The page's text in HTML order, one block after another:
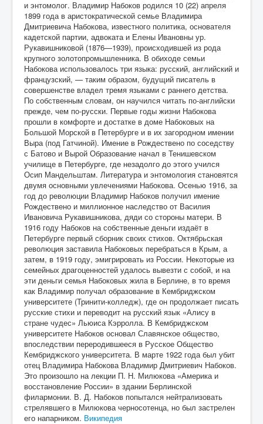
и энтомолог. Владимир Набоков родился 10 (22) апреля
1899 года в аристократической семье Владимира
Дмитриевича Набокова, известного политика, основателя
кадетской партии, адвоката и Елены Ивановны ур.
Рукавишниковой (1876—1939), происходившей из рода
крупного золотопромышленника. В обиходе семьи
Набокова использовалось три языка: русский, английский и
французский, — таким образом, будущий писатель в
совершенстве владел тремя языками с раннего детства.
По собственным словам, он научился читать по-английски
прежде, чем по-русски. Первые годы жизни Набокова
прошли в комфорте и достатке в доме Набоковых на
Большой Морской в Петербурге и в их загородном имении
Выра (под Гатчиной). Имение в Рождествено по соседству
с Батово и Вырой Образование начал в Тенишевском
училище в Петербурге, где незадолго до этого учился
Осип Мандельштам. Литература и энтомология становятся
двумя основными увлечениями Набокова. Осенью 1916, за
год до революции Владимир Набоков получил имение
Рождествено и миллионное наследство от Василия
Ивановича Рукавишникова, дяди со стороны матери. В
1916 году Набоков на собственные деньги издаёт в
Петербурге первый сборник своих стихов. Октябрьская
революция заставила Набоковых перебраться в Крым, а
затем, в 1919 году, эмигрировать из России. Некоторые из
семейных драгоценностей удалось вывезти с собой, и на
эти деньги семья Набоковых жила в Берлине, в то время
как Владимир получал образование в Кембриджском
университете (Тринити-колледж), где он продолжает писать
русские стихи и переводит на русский язык «Алису в
стране чудес» Льюиса Кэрролла. В Кембриджском
университете Набоков основал Славянское общество,
впоследствии переродившееся в Русское Общество
Кембриджского университета. В марте 1922 года был убит
отец Владимира Набокова Владимир Дмитриевич Набоков.
Это произошло на лекции П. Н. Милюкова «Америка и
восстановление России» в здании Берлинской
филармонии. В. Д. Набоков попытался нейтрализовать
стрелявшего в Милюкова черносотенца, но был застрелен
его напарником. Википедия